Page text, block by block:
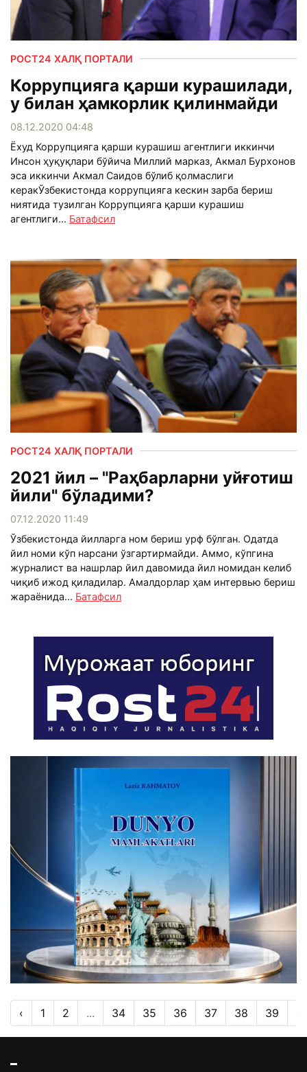
РОСТ24 ХАЛҚ ПОРТАЛИ
Коррупцияга қарши курашилади,
у билан ҳамкорлик қилинмайди
08.12.2020 04:48
Ёхуд Коррупцияга қарши курашиш агентлиги иккинчи
Инсон ҳуқуқлари бўйича Миллий марказ, Акмал Бурхонов
эса иккинчи Акмал Саидов бўлиб қолмаслиги
керакЎзбекистонда коррупцияга кескин зарба бериш
ниятида тузилган Коррупцияга қарши курашиш
агентлиги... Батафсил
РОСТ24 ХАЛҚ ПОРТАЛИ
2021 йил – "Раҳбарларни уйғотиш
йили" бўладими?
07.12.2020 11:49
Ўзбекистонда йилларга ном бериш урф бўлган. Одатда
йил номи кўп нарсани ўзгартирмайди. Аммо, кўпгина
журналист ва нашрлар йил давомида йил номидан келиб
чиқиб ижод қиладилар. Амалдорлар ҳам интервью бериш
жараёнида... Батафсил
‹ 1 2 ... 34 35 36 37 38 39